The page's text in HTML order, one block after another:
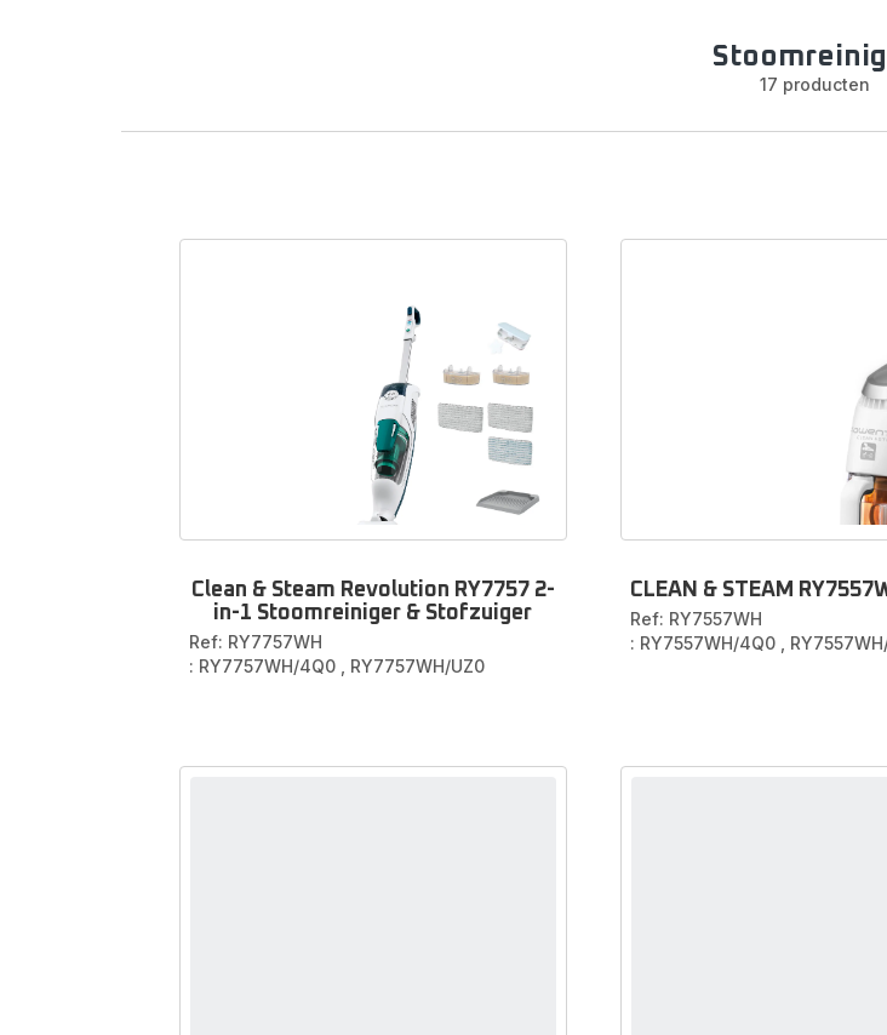
accessoires
in onze
veel accessoires en reserveonderdelen, zoals:
microvezelpads
Plaats je online bestelling eenvoudig, snel en
onlinewinkel.
17 producten
Clean & Steam Revolution RY7757 2-
in-1 Stoomreiniger & Stofzuiger
Ref: RY7757WH
: RY7757WH/4Q0
RY7757WH/UZ0
CLEAN & STEAM
Ref: RY7557WH
: RY7557WH/4Q0